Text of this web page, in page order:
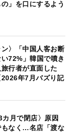
」を口にするよう
ン〉「中国人客お断
72%」韓国で噴き
行者が直面した
2026年7月バズり記
カ月で閉店〉原因
もなく…名店「渡な